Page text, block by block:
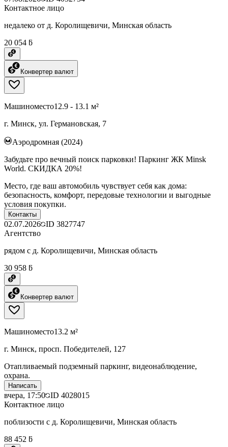
Контактное лицо
недалеко от д. Королищевичи, Минская область
20 054 ƃ
Конвертер валют
Машиноместо12.9 - 13.1 м²
г. Минск, ул. Германовская, 7
Аэродромная (2024)
Забудьте про вечный поиск парковки! Паркинг ЖК Minsk
World. СКИДКА 20%!
Место, где ваш автомобиль чувствует себя как дома:
безопасность, комфорт, передовые технологии и выгодные
условия покупки.
Контакты
02.07.2026 ID 3827747
Агентство
рядом с д. Королищевичи, Минская область
30 958 ƃ
Конвертер валют
Машиноместо13.2 м²
г. Минск, просп. Победителей, 127
Отапливаемый подземный паркинг, видеонаблюдение,
охрана.
Написать
вчера, 17:50 ID 4028015
Контактное лицо
поблизости с д. Королищевичи, Минская область
88 452 ƃ